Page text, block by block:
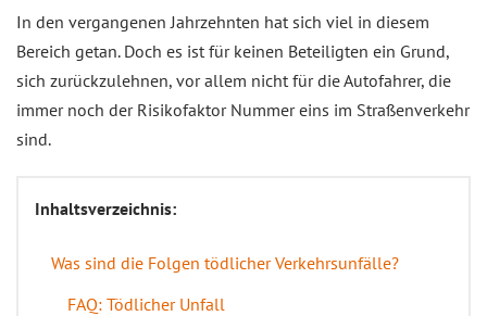
In den vergangenen Jahrzehnten hat sich viel in diesem
Bereich getan. Doch es ist für keinen Beteiligten ein Grund,
sich zurückzulehnen, vor allem nicht für die Autofahrer, die
immer noch der Risikofaktor Nummer eins im Straßenverkehr
sind.
Inhaltsverzeichnis:
Was sind die Folgen tödlicher Verkehrsunfälle?
FAQ: Tödlicher Unfall